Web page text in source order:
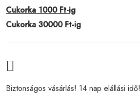
Cukorka 1000 Ft-ig
Cukorka 30000 Ft-ig
Biztonságos vásárlás! 14 nap elállási idő!